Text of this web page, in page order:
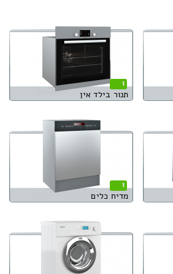
1
תנור בילד אין
1
מדיח כלים